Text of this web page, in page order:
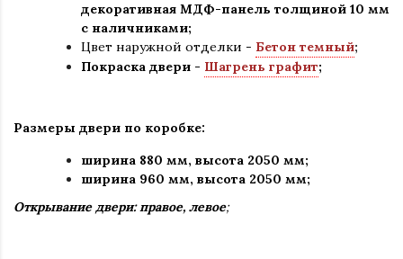
декоративная МДФ-панель толщиной 10 мм
с наличниками;
Цвет наружной отделки - Бетон темный;
Покраска двери - Шагрень графит;
Размеры двери по коробке:
ширина 880 мм, высота 2050 мм;
ширина 960 мм, высота 2050 мм;
Открывание двери: правое, левое;